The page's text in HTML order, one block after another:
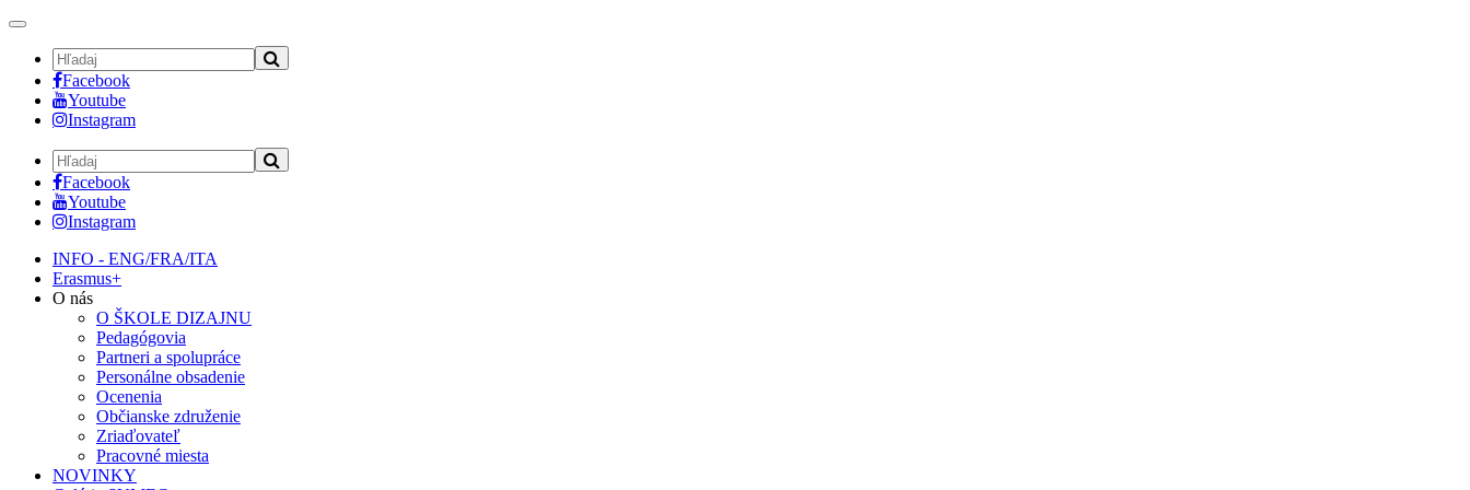
Toggle
navigation
Facebook
Youtube
Instagram
Facebook
Youtube
Instagram
INFO - ENG/FRA/ITA
Erasmus+
O nás
O ŠKOLE DIZAJNU
Pedagógovia
Partneri a spolupráce
Personálne obsadenie
Ocenenia
Občianske združenie
Zriaďovateľ
Pracovné miesta
NOVINKY